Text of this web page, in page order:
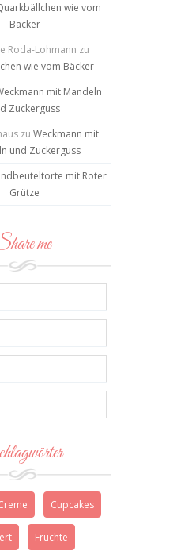
wie vom
Bäcker
Roda-Lohmann zu
wie vom Bäcker
mit Mandeln
Zuckerguss
zu Weckmann mit
und Zuckerguss
mit Roter
Grütze
me
Cupcakes
Früchte